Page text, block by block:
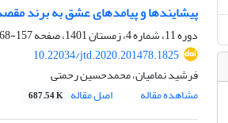
پیشایندها و پیامدهای عشق به برند
دوره 11، شماره 4، زمستان 1401، صفحه
157-168
10.22034/jtd.2020.201478.1825
فرشید نمامیان، محمدحسین رحمتی
مشاهده مقاله
اصل مقاله 687.54 K